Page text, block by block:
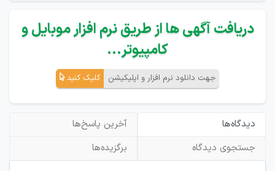
دریافت آگهی ها از طریق نرم افزار موبایل و
کامپیوتر...
جهت دانلود نرم افزار و اپلیکیشن کلیک کنید
دیدگاه‌ها
آخرین پاسخ‌ها
جستجوی دیدگاه
برگزیده‌ها